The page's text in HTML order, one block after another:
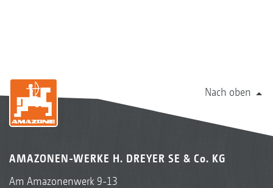
Nach oben
AMAZONEN-WERKE H. DREYER SE & Co. KG
Am Amazonenwerk 9-13